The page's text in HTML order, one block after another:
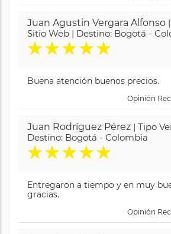
Juan Agustin Vergara Alfonso
Sitio Web | Destino: Bogotá -
★★★★★
Buena atención buenos precios.
Opinión
Juan Rodríguez Pérez | Tipo
Destino: Bogotá - Colombia
★★★★★
Entregaron a tiempo y en muy
gracias.
Opinión